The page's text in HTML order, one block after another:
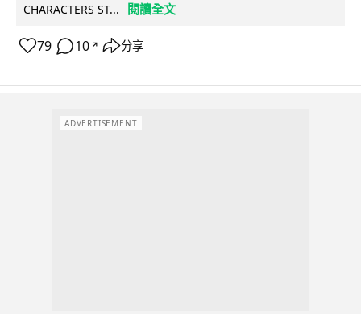
CHARACTERS ST...
閱讀全文
79 10 ↗ 分享
ADVERTISEMENT